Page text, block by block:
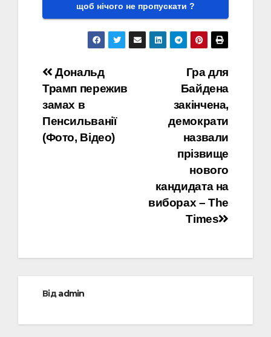
щоб нічого не пропускати ?
Навігація
записів
Гра для
Байдена
закінчена,
демократи
назвали
прізвище
нового
кандидата на
виборах – The
Times
Дональд
Трамп пережив
замах в
Пенсильванії
(Фото, Відео)
Відadmin